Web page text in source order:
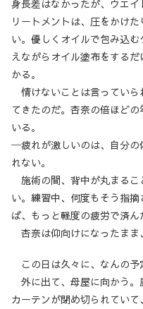
身長差はなかったが、ウエ
リートメントは、圧をかけ
い。優しくオイルで包み込
えながらオイル塗布をする
かる。
情けないことは言っていら
てきたのだ。杏奈の倍ほど
いる。
─疲れが激しいのは、自分の
れない。
施術の間、背中が丸まるこ
い。練習中、何度もそう指
ば、もっと軽度の疲労で済ん
杏奈は仰向けになったまま
この日は久々に、なんの予
外に出て、母屋に向かう。
カーテンが閉め切られてい